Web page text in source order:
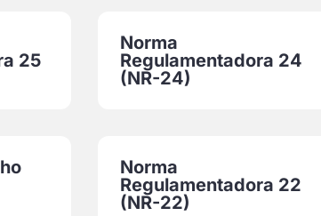
25
Norma
Regulamentadora 24
(NR-24)
Norma
Regulamentadora 22
(NR-22)